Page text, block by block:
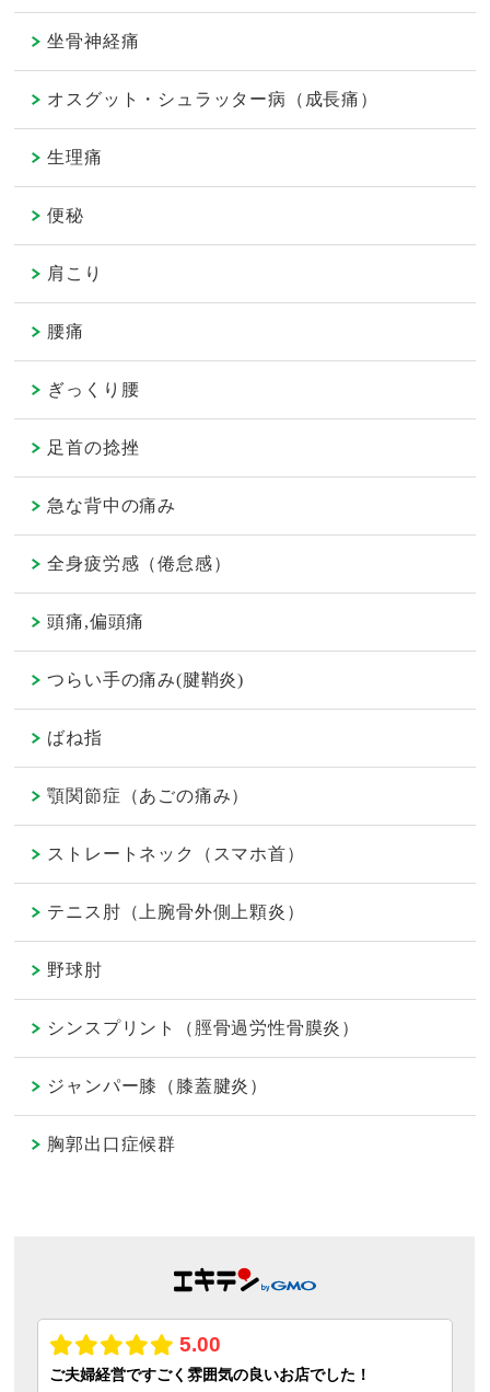
坐骨神経痛
オスグット・シュラッター病（成長痛）
生理痛
便秘
肩こり
腰痛
ぎっくり腰
足首の捻挫
急な背中の痛み
全身疲労感（倦怠感）
頭痛,偏頭痛
つらい手の痛み(腱鞘炎)
ばね指
顎関節症（あごの痛み）
ストレートネック（スマホ首）
テニス肘（上腕骨外側上顆炎）
野球肘
シンスプリント（脛骨過労性骨膜炎）
ジャンパー膝（膝蓋腱炎）
胸郭出口症候群